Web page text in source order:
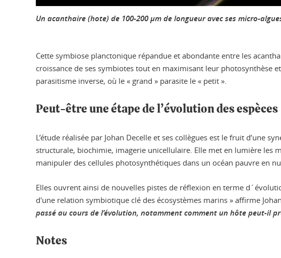
Un acanthaire (hote) de 100-200 µm de longueur avec ses micro-
Cette symbiose planctonique répandue et abondante entre les
croissance de ses symbiotes tout en maximisant leur photosynthèse
parasitisme inverse, où le « grand » parasite le « petit ».
Peut-être une étape de l’évolution des espèces
L’étude réalisée par Johan Decelle et ses collègues est le fruit d’une
structurale, biochimie, imagerie unicellulaire. Elle met en lumière les
manipuler des cellules photosynthétiques dans un océan pauvre en
Elles ouvrent ainsi de nouvelles pistes de réflexion en terme
d'une relation symbiotique clé des écosystèmes marins » affirme
passé au cours de l’évolution, notamment comment un hôte peut-il
Notes